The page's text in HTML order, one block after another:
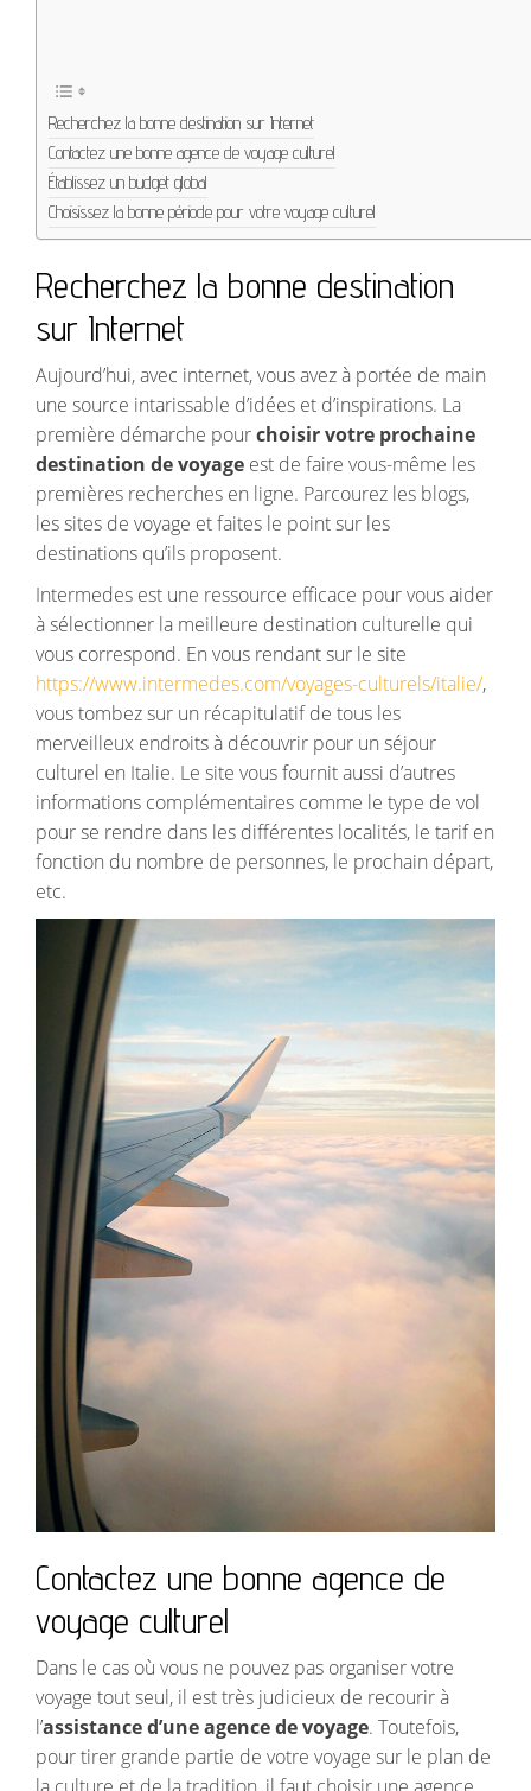
Recherchez la bonne destination sur Internet
Contactez une bonne agence de voyage culturel
Établissez un budget global
Choisissez la bonne période pour votre voyage culturel
Recherchez la bonne destination
sur Internet
Aujourd’hui, avec internet, vous avez à portée de main
une source intarissable d’idées et d’inspirations. La
première démarche pourchoisir votre prochaine
destination de voyage est de faire vous-même les
premières recherches en ligne. Parcourez les blogs,
les sites de voyage et faites le point sur les
destinations qu’ils proposent.
Intermedes est une ressource efficace pour vous aider
à sélectionner la meilleure destination culturelle qui
vous correspond. En vous rendant sur le site
https://www.intermedes.com/voyages-culturels/italie/,
vous tombez sur un récapitulatif de tous les
merveilleux endroits à découvrir pour un séjour
culturel en Italie. Le site vous fournit aussi d’autres
informations complémentaires comme le type de vol
pour se rendre dans les différentes localités, le tarif en
fonction du nombre de personnes, le prochain départ,
etc.
Contactez une bonne agence de
voyage culturel
Dans le cas où vous ne pouvez pas organiser votre
voyage tout seul, il est très judicieux de recourir à
l’assistance d’une agence de voyage. Toutefois,
pour tirer grande partie de votre voyage sur le plan de